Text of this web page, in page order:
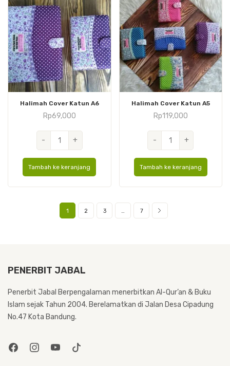
Halimah Cover Katun A6
Rp69,000
-
Kuantitas
Halimah
Cover
A6
+
Tambah ke keranjang
Halimah Cover Katun A5
Rp119,000
-
Kuantitas
Halimah
Cover
A5
+
Tambah ke keranjang
1 2 3 … 7
PENERBIT JABAL
Penerbit Jabal Berpengalaman menerbitkan Al-Qur’an & Buku
Islam sejak Tahun 2004. Berelamatkan di Jalan Desa Cipadung
No.47 Kota Bandung.